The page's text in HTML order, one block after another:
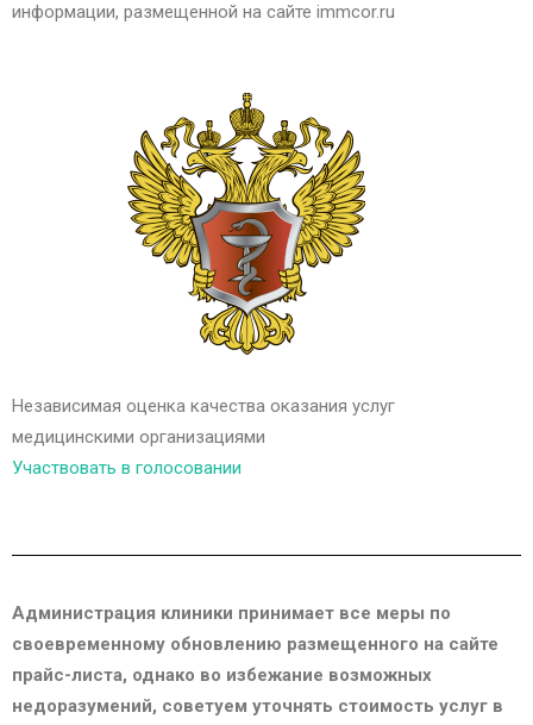
информации, размещенной на сайте immcor.ru
Независимая оценка качества оказания услуг
медицинскими организациями
Участвовать в голосовании
Администрация клиники принимает все меры по
своевременному обновлению размещенного на сайте
прайс-листа, однако во избежание возможных
недоразумений, советуем уточнять стоимость услуг в